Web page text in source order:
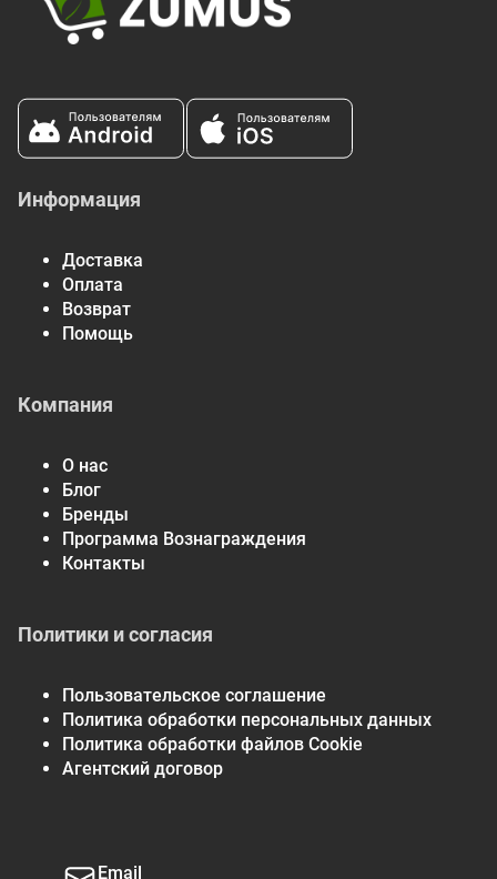
Информация
Доставка
Оплата
Возврат
Помощь
Компания
О нас
Блог
Бренды
Программа Вознаграждения
Контакты
Политики и согласия
Пользовательское соглашение
Политика обработки персональных данных
Политика обработки файлов Cookie
Агентский договор
Email